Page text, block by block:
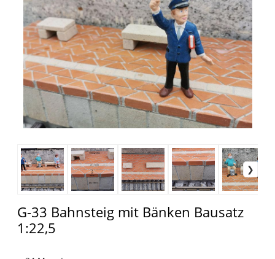
G-33 Bahnsteig mit Bänken Bausatz
1:22,5